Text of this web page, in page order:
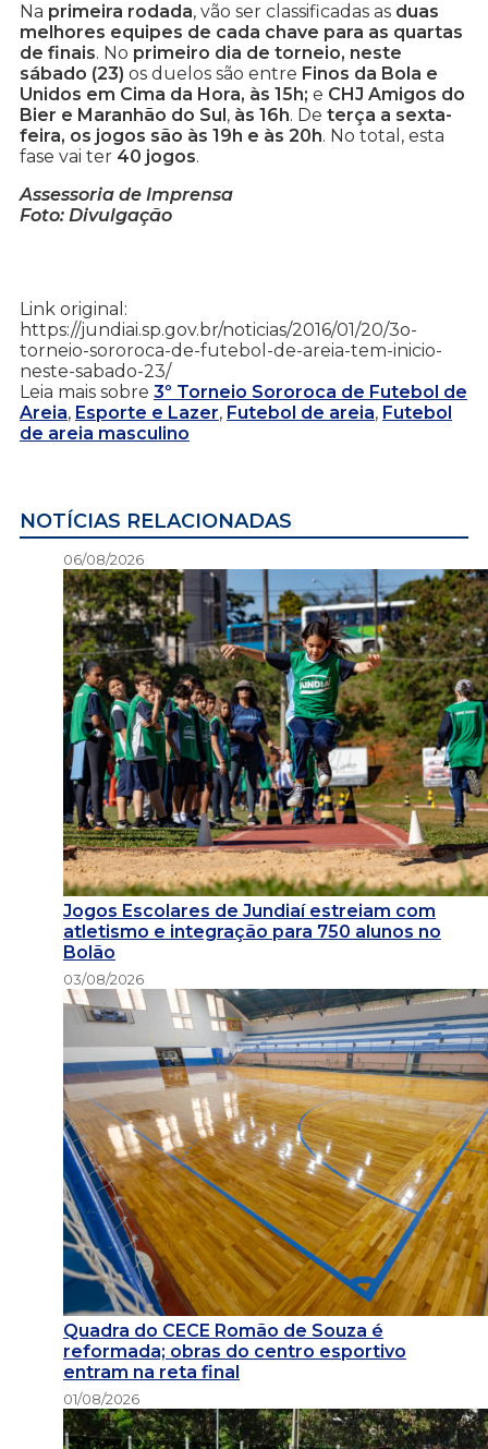
Na primeira rodada, vão ser classificadas as duas
melhores equipes de cada chave para as quartas
de finais. No primeiro dia de torneio, neste
sábado (23) os duelos são entre Finos da Bola e
Unidos em Cima da Hora, às 15h; e CHJ Amigos do
Bier e Maranhão do Sul , às 16h. De terça a sexta-
feira, os jogos são às 19h e às 20h. No total, esta
fase vai ter 40 jogos.
Assessoria de Imprensa
Foto: Divulgação
Link original:
https://jundiai.sp.gov.br/noticias/2016/01/20/3o-
torneio-sororoca-de-futebol-de-areia-tem-inicio-
neste-sabado-23/
Leia mais sobre 3º Torneio Sororoca de Futebol de
Areia, Esporte e Lazer, Futebol de areia, Futebol
de areia masculino
NOTÍCIAS RELACIONADAS
06/08/2026
Jogos Escolares de Jundiaí estreiam com
atletismo e integração para 750 alunos no
Bolão
03/08/2026
Quadra do CECE Romão de Souza é
reformada; obras do centro esportivo
entram na reta final
01/08/2026